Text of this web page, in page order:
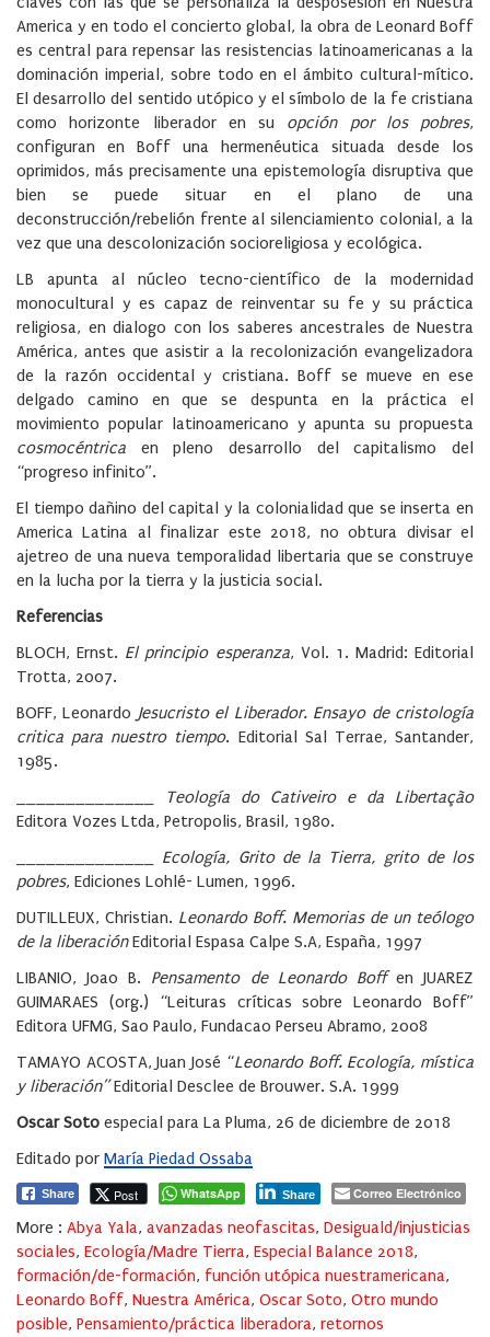
America y en todo el concierto global, la obra de Leonard Boff
es central para repensar las resistencias latinoamericanas a la
dominación imperial, sobre todo en el ámbito cultural-mítico.
El desarrollo del sentido utópico y el símbolo de la fe cristiana
como horizonte liberador en su opción por los pobres,
configuran en Boff una hermenéutica situada desde los
oprimidos, más precisamente una epistemología disruptiva que
bien se puede situar en el plano de una
deconstrucción/rebelión frente al silenciamiento colonial, a la
vez que una descolonización socioreligiosa y ecológica.
LB apunta al núcleo tecno-científico de la modernidad
monocultural y es capaz de reinventar su fe y su práctica
religiosa, en dialogo con los saberes ancestrales de Nuestra
América, antes que asistir a la recolonización evangelizadora
de la razón occidental y cristiana. Boff se mueve en ese
delgado camino en que se despunta en la práctica el
movimiento popular latinoamericano y apunta su propuesta
cosmocéntrica en pleno desarrollo del capitalismo del
“progreso infinito”.
El tiempo dañino del capital y la colonialidad que se inserta en
America Latina al finalizar este 2018, no obtura divisar el
ajetreo de una nueva temporalidad libertaria que se construye
en la lucha por la tierra y la justicia social.
Referencias
BLOCH, Ernst. El principio esperanza, Vol. 1. Madrid: Editorial
Trotta, 2007.
BOFF, Leonardo Jesucristo el Liberador. Ensayo de cristología
critica para nuestro tiempo. Editorial Sal Terrae, Santander,
1985.
Teología do Cativeiro e da Libertação
Editora Vozes Ltda, Petropolis, Brasil, 1980.
Ecología, Grito de la Tierra, grito de los
pobres, Ediciones Lohlé- Lumen, 1996.
DUTILLEUX, Christian. Leonardo Boff. Memorias de un teólogo
de la liberaciónEditorial Espasa Calpe S.A, España, 1997
LIBANIO, Joao B. Pensamento de Leonardo Boffen JUAREZ
GUIMARAES (org.) “Leituras críticas sobre Leonardo Boff”
Editora UFMG, Sao Paulo, Fundacao Perseu Abramo, 2008
TAMAYO ACOSTA, Juan José “Leonardo Boff. Ecología, mística
y liberación”Editorial Desclee de Brouwer. S.A. 1999
Oscar Soto especial para La Pluma, 26 de diciembre de 2018
Editado por María Piedad Ossaba
Share Post WhatsApp Share Correo Electrónico
More : Abya Yala, avanzadas neofascitas, Desiguald/injusticias
sociales, Ecología/Madre Tierra, Especial Balance 2018,
formación/de-formación, función utópica nuestramericana,
Leonardo Boff, Nuestra América, Oscar Soto, Otro mundo
posible, Pensamiento/práctica liberadora, retornos